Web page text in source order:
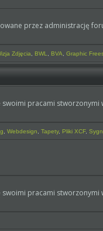
przez administrację
Zdjęcia, BWL, BVA,Graphic
pracami stworzonymi
,Webdesign ,Tapety, Pliki XCF,
pracami stworzonymi